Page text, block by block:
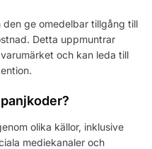
ge omedelbar tillgång till
Detta uppmuntrar
och kan leda till
olika källor, inklusive
mediekanaler och